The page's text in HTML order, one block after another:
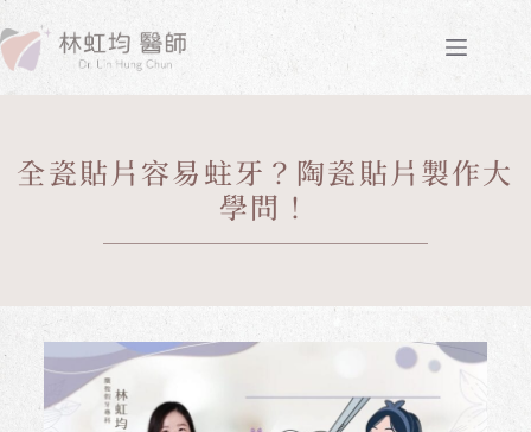
全瓷貼片容易蛀牙？陶瓷貼片製作大
學問！